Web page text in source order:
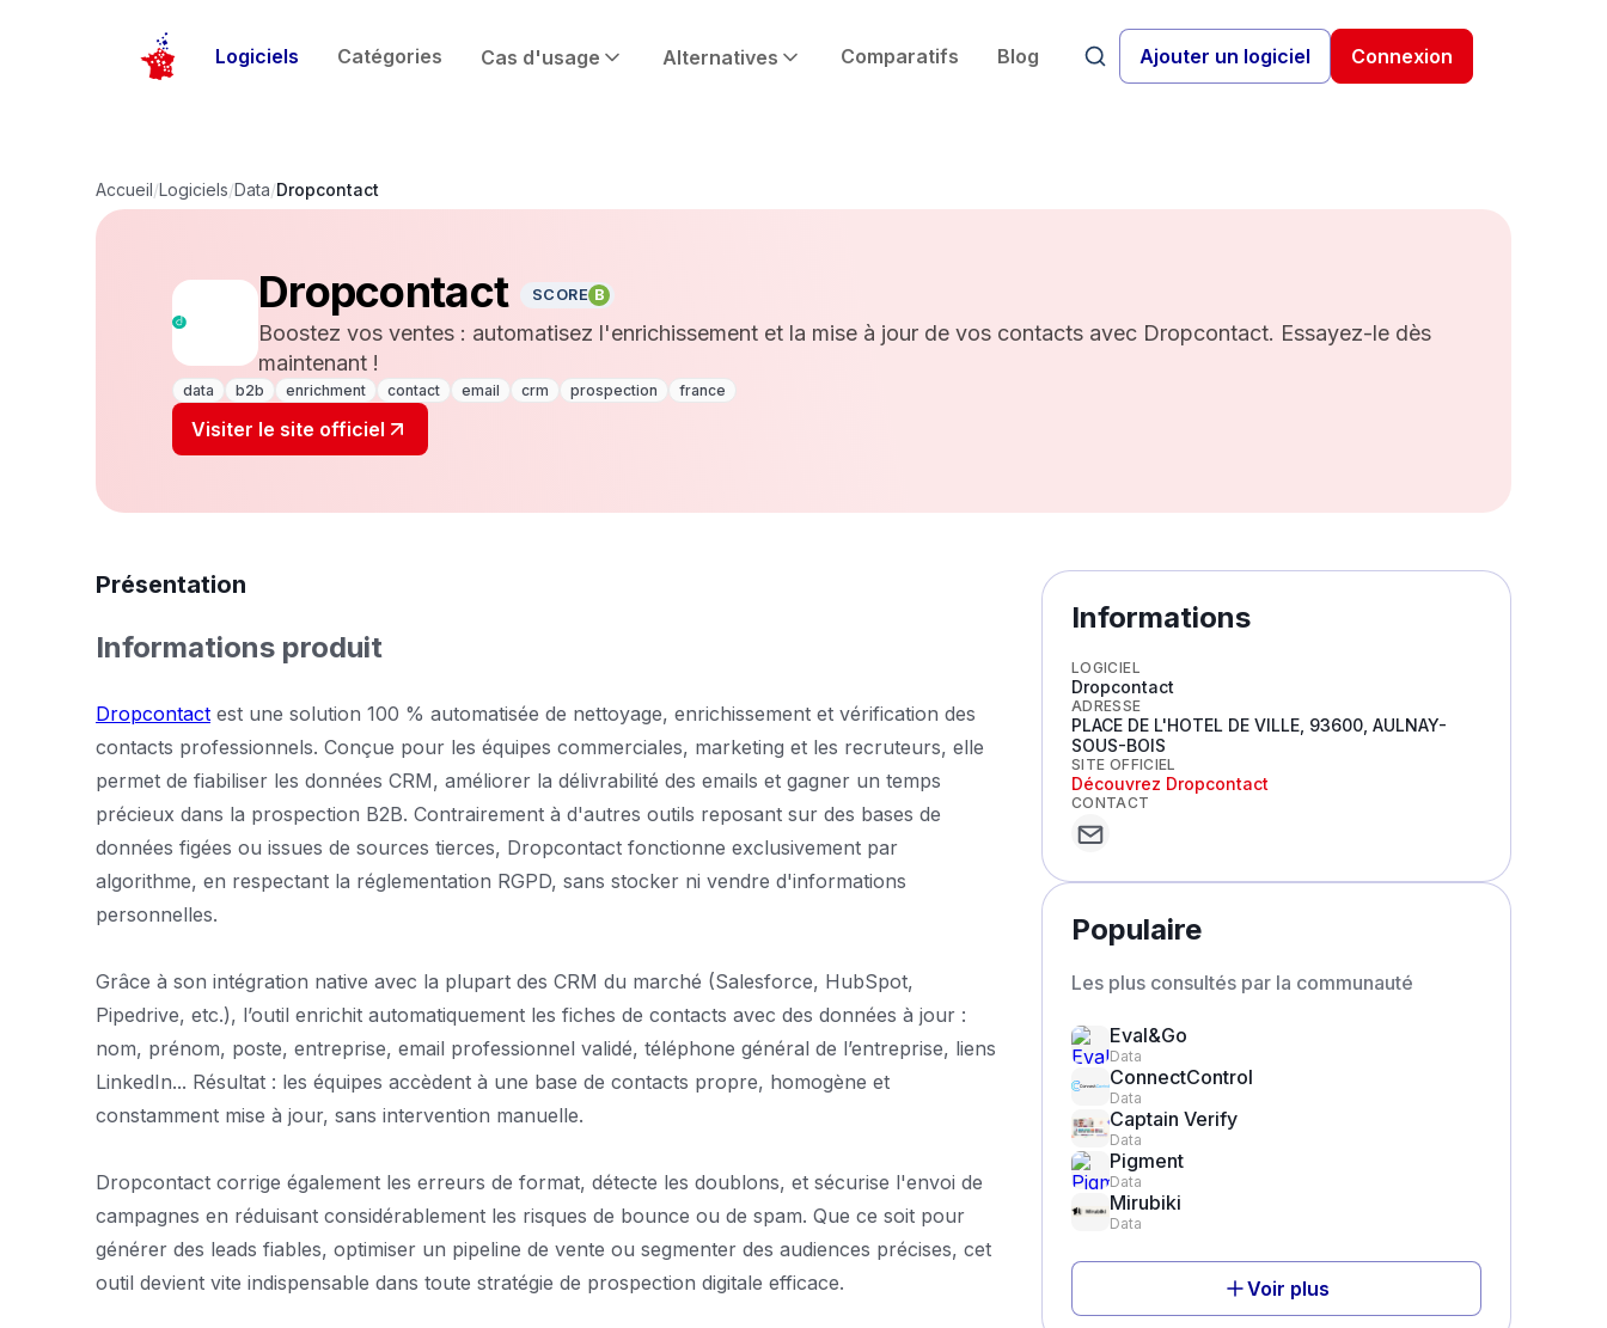
Logiciels Catégories Cas d'usage Alternatives Comparatifs Blog Ajouter un logiciel Connexion
Accueil/Logiciels/Data/Dropcontact
Dropcontact SCORE B
Boostez vos ventes : automatisez l'enrichissement et la mise à jour de vos contacts avec Dropcontact. Essayez-le dès
maintenant !
data b2b enrichment contact email crm prospection france
Visiter le site officiel
Présentation
Informations produit
Dropcontact est une solution 100 % automatisée de nettoyage, enrichissement et vérification des
contacts professionnels. Conçue pour les équipes commerciales, marketing et les recruteurs, elle
permet de fiabiliser les données CRM, améliorer la délivrabilité des emails et gagner un temps
précieux dans la prospection B2B. Contrairement à d'autres outils reposant sur des bases de
données figées ou issues de sources tierces, Dropcontact fonctionne exclusivement par
algorithme, en respectant la réglementation RGPD, sans stocker ni vendre d'informations
personnelles.
Grâce à son intégration native avec la plupart des CRM du marché (Salesforce, HubSpot,
Pipedrive, etc.), l’outil enrichit automatiquement les fiches de contacts avec des données à jour :
nom, prénom, poste, entreprise, email professionnel validé, téléphone général de l’entreprise, liens
LinkedIn... Résultat : les équipes accèdent à une base de contacts propre, homogène et
constamment mise à jour, sans intervention manuelle.
Dropcontact corrige également les erreurs de format, détecte les doublons, et sécurise l'envoi de
campagnes en réduisant considérablement les risques de bounce ou de spam. Que ce soit pour
générer des leads fiables, optimiser un pipeline de vente ou segmenter des audiences précises, cet
outil devient vite indispensable dans toute stratégie de prospection digitale efficace.
Informations
LOGICIEL
Dropcontact
ADRESSE
PLACE DE L'HOTEL DE VILLE, 93600, AULNAY-
SOUS-BOIS
SITE OFFICIEL
Découvrez Dropcontact
CONTACT
Populaire
Les plus consultés par la communauté
Eval&Go
Data
ConnectControl
Data
Captain Verify
Data
Pigment
Data
Mirubiki
Data
Voir plus